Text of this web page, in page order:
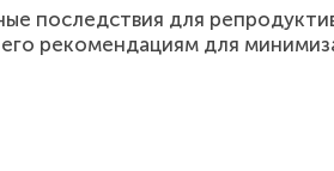
последствия для
рекомендациям для